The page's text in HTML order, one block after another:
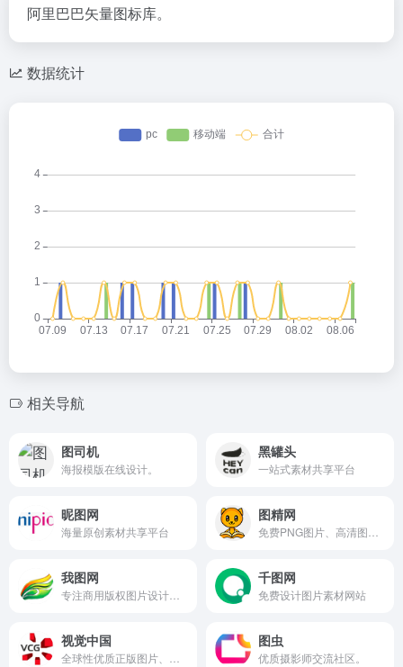
阿里巴巴矢量图标库。
数据统计
相关导航
图司机
海报模版在线设计。
黑罐头
一站式素材共享平台
昵图网
海量原创素材共享平台
图精网
我图网 千图网
免费设计图片素材网站
视觉中国 图虫
优质摄影师交流社区。